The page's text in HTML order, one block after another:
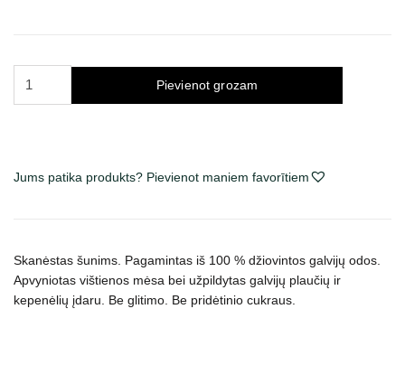
ir
cm
Pievienot grozam
Jums patika produkts? Pievienot maniem favorītiem
Skanėstas šunims. Pagamintas iš 100 % džiovintos galvijų odos.
Apvyniotas vištienos mėsa bei užpildytas galvijų plaučių ir
kepenėlių įdaru. Be glitimo. Be pridėtinio cukraus.